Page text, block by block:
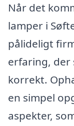
Når det
lamper i
pålideligt
erfaring, der
korrekt.
en simpel
aspekter,